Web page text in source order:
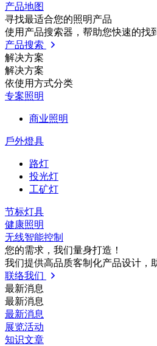
产品地图
寻找最适合您的照明产品
使用产品搜索器，帮助您快速的找
产品搜索
解决方案
解决方案
依使⽤⽅式分类
专案照明
商业照明
戶外燈具
路灯
投光灯
工矿灯
节标灯具
健康照明
无线智能控制
您的需求，我们量⾝打造！
我们提供⾼品质客制化产品设计，
联络我们
最新消息
最新消息
最新消息
展览活动
知识⽂章